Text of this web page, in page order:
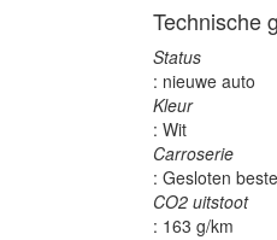
Technische
Status
: nieuwe auto
Kleur
: Wit
Carroserie
: Gesloten
CO2 uitstoot
: 163 g/km